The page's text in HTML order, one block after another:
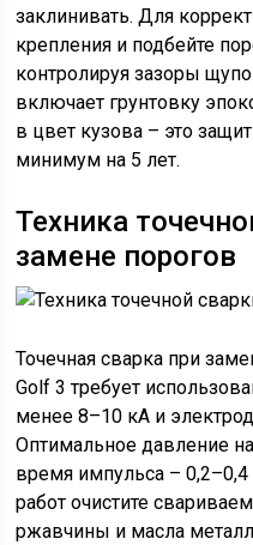
заклинивать. Для
крепления и подбейте
контролируя зазоры
включает грунтовку
в цвет кузова – это
минимум на 5 лет.
Техника
замене порогов
Точечная сварка при
Golf 3 требует
менее 8–10 кА и
Оптимальное давление
время импульса –
работ очистите
ржавчины и масла